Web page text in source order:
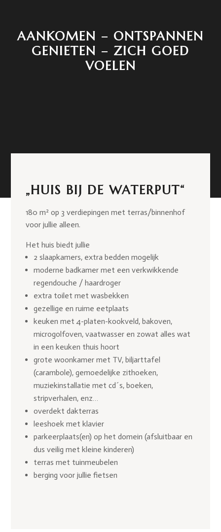
AANKOMEN – ONTSPANNEN
GENIETEN – ZICH GOED
VOELEN
„HUIS BIJ DE WATERPUT“
180 m² op 3 verdiepingen met terras/binnenhof
voor jullie alleen.
Het huis biedt jullie
2 slaapkamers, extra bedden mogelijk
moderne badkamer met een verkwikkende
regendouche / haardroger
extra toilet met wasbekken
gezellige en ruime eetplaats
keuken met 4-platen-kookveld, bakoven,
microgolfoven, vaatwasser en zowat alles wat
in een keuken thuis hoort
grote woonkamer met TV, biljarttafel
(carambole), gemoedelijke zithoeken,
muziekinstallatie met cd´s, boeken,
stripverhalen, enz…
overdekt dakterras
leeshoek met klavier
parkeerplaats(en) op het domein (afsluitbaar en
dus veilig met kleine kinderen)
terras met tuinmeubelen
berging voor jullie fietsen